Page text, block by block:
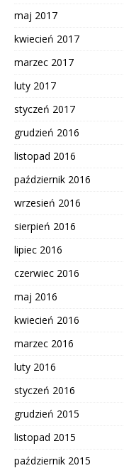
maj 2017
kwiecień 2017
marzec 2017
luty 2017
styczeń 2017
grudzień 2016
listopad 2016
październik 2016
wrzesień 2016
sierpień 2016
lipiec 2016
czerwiec 2016
maj 2016
kwiecień 2016
marzec 2016
luty 2016
styczeń 2016
grudzień 2015
listopad 2015
październik 2015